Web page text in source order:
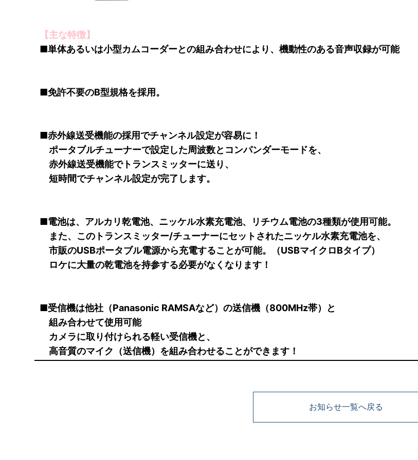
【主な特徴】
■単体あるいは小型カムコーダーとの組み合わせにより、機動性のある音声収録が可能
■免許不要のB型規格を採用。
■赤外線送受機能の採用でチャンネル設定が容易に！
ポータブルチューナーで設定した周波数とコンパンダーモードを、
赤外線送受機能でトランスミッターに送り、
短時間でチャンネル設定が完了します。
■電池は、アルカリ乾電池、ニッケル水素充電池、リチウム電池の3種類が使用可能。
また、このトランスミッター/チューナーにセットされたニッケル水素充電池を、
市販のUSBポータブル電源から充電することが可能。（USBマイクロBタイプ）
ロケに大量の乾電池を持参する必要がなくなります！
■受信機は他社（Panasonic RAMSAなど）の送信機（800MHz帯）と
組み合わせて使用可能
カメラに取り付けられる軽い受信機と、
高音質のマイク（送信機）を組み合わせることができます！
お知らせ一覧へ戻る